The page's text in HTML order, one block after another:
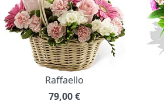
Raffaello
79,00€